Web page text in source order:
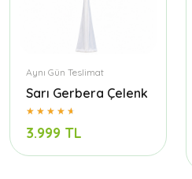
Aynı Gün Teslimat
Sarı Gerbera Çelenk
3.999 TL